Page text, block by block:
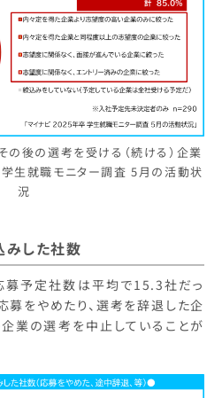
の後の選考を受ける（続ける）企業
生就職モニター調査 5月の活動状
況
みした社数
募予定社数は平均で15.3社だっ
募をやめたり、選考を辞退した企
業の選考を中止していることが